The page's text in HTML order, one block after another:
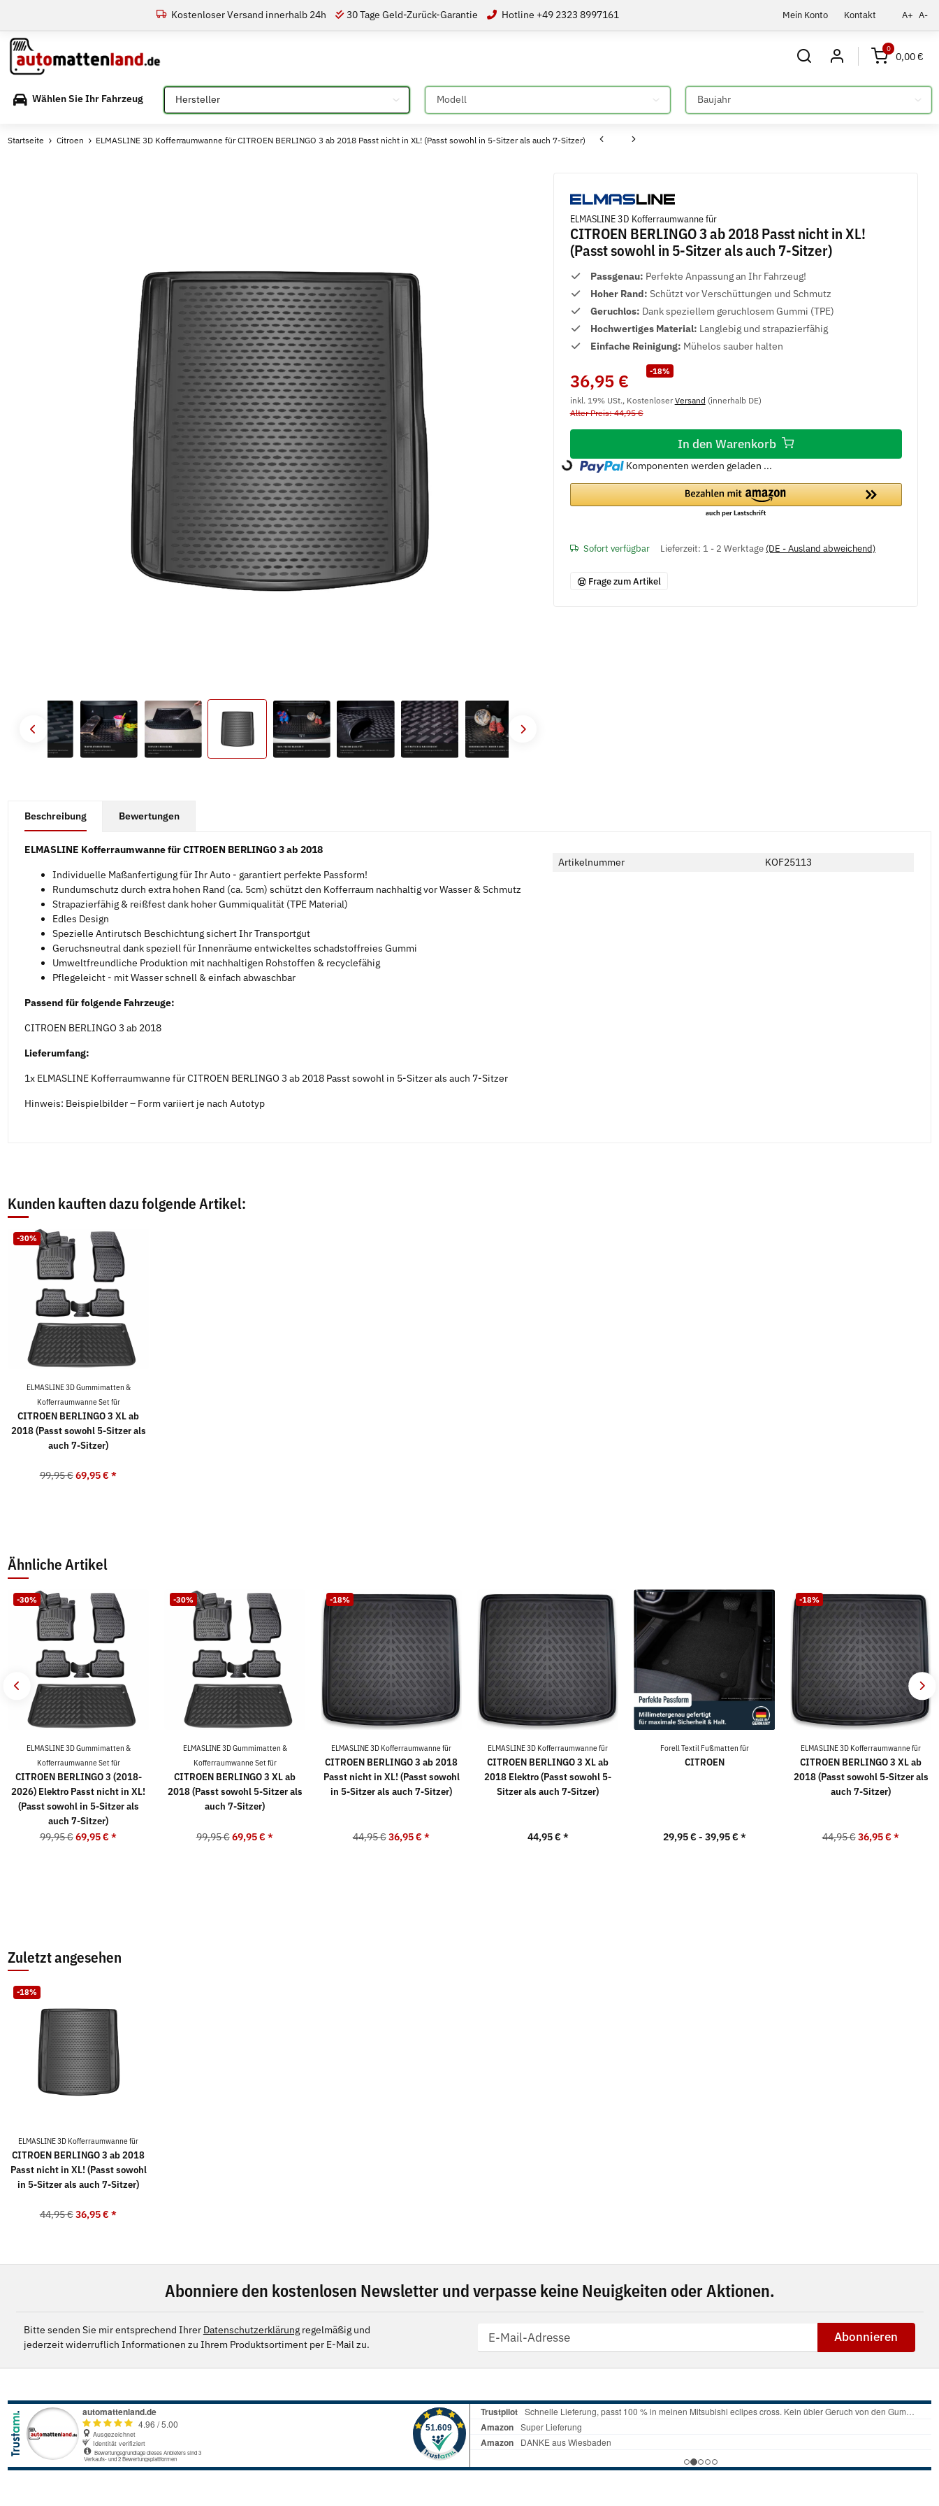
Mein Konto Kontakt A+ A-
Kostenloser Versand innerhalb 24h 30 Tage Geld-Zurück-Garantie Hotline +49 2323 8997161
0
0,00 €
Wählen Sie Ihr Fahrzeug Bitte auswählen Bitte auswählen Bitte auswählen
Startseite Citroen ELMASLINE 3D Kofferraumwanne für CITROEN BERLINGO 3 ab 2018 Passt nicht in XL! (Passt sowohl in 5-Sitzer als auch 7-Sitzer)
ELMASLINE 3D Kofferraumwanne für
CITROEN BERLINGO 3 ab 2018 Passt nicht in XL!
(Passt sowohl in 5-Sitzer als auch 7-Sitzer)
Passgenau: Perfekte Anpassung an Ihr Fahrzeug!
Hoher Rand: Schützt vor Verschüttungen und Schmutz
Geruchlos: Dank speziellem geruchlosem Gummi (TPE)
Hochwertiges Material: Langlebig und strapazierfähig
Einfache Reinigung: Mühelos sauber halten
-18%
36,95 €
inkl. 19% USt., KostenloserVersand (innerhalb DE)
Alter Preis: 44,95 €
In den Warenkorb
Loading... Komponenten werden geladen ...
Sofort verfügbar Lieferzeit: 1 - 2 Werktage (DE - Ausland abweichend)
Frage zum Artikel
Beschreibung Bewertungen
ELMASLINE Kofferraumwanne für CITROEN BERLINGO 3 ab 2018
Individuelle Maßanfertigung für Ihr Auto - garantiert perfekte Passform!
Rundumschutz durch extra hohen Rand (ca. 5cm) schützt den Kofferraum nachhaltig vor Wasser & Schmutz
Strapazierfähig & reißfest dank hoher Gummiqualität (TPE Material)
Edles Design
Spezielle Antirutsch Beschichtung sichert Ihr Transportgut
Geruchsneutral dank speziell für Innenräume entwickeltes schadstoffreies Gummi
Umweltfreundliche Produktion mit nachhaltigen Rohstoffen & recyclefähig
Pflegeleicht - mit Wasser schnell & einfach abwaschbar
Passend für folgende Fahrzeuge:
CITROEN BERLINGO 3 ab 2018
Lieferumfang:
1x ELMASLINE Kofferraumwanne für CITROEN BERLINGO 3 ab 2018 Passt sowohl in 5-Sitzer als auch 7-Sitzer
Hinweis: Beispielbilder – Form variiert je nach Autotyp
Artikelnummer KOF25113
Kunden kauften dazu folgende Artikel:
-30%
ELMASLINE 3D Gummimatten &
Kofferraumwanne Set für
CITROEN BERLINGO 3 XL ab
2018 (Passt sowohl 5-Sitzer als
auch 7-Sitzer)
99,95 € 69,95 €*
Ähnliche Artikel
-30%
ELMASLINE 3D Gummimatten &
Kofferraumwanne Set für
CITROEN BERLINGO 3 (2018-
2026) Elektro Passt nicht in XL!
(Passt sowohl in 5-Sitzer als
auch 7-Sitzer)
99,95 € 69,95 €*
-30%
ELMASLINE 3D Gummimatten &
Kofferraumwanne Set für
CITROEN BERLINGO 3 XL ab
2018 (Passt sowohl 5-Sitzer als
auch 7-Sitzer)
99,95 € 69,95 €*
-18%
ELMASLINE 3D Kofferraumwanne für
CITROEN BERLINGO 3 ab 2018
Passt nicht in XL! (Passt sowohl
in 5-Sitzer als auch 7-Sitzer)
44,95 € 36,95 €*
ELMASLINE 3D Kofferraumwanne für
CITROEN BERLINGO 3 XL ab
2018 Elektro (Passt sowohl 5-
Sitzer als auch 7-Sitzer)
44,95 € *
Forell Textil Fußmatten für
CITROEN
29,95 € - 39,95 € *
-18%
ELMASLINE 3D Kofferraumwanne für
CITROEN BERLINGO 3 XL ab
2018 (Passt sowohl 5-Sitzer als
auch 7-Sitzer)
44,95 € 36,95 €*
Zuletzt angesehen
-18%
ELMASLINE 3D Kofferraumwanne für
CITROEN BERLINGO 3 ab 2018
Passt nicht in XL! (Passt sowohl
in 5-Sitzer als auch 7-Sitzer)
44,95 € 36,95 €*
Abonniere den kostenlosen Newsletter und verpasse keine Neuigkeiten oder Aktionen.
Bitte senden Sie mir entsprechend Ihrer Datenschutzerklärungregelmäßig und
jederzeit widerruflich Informationen zu Ihrem Produktsortiment per E-Mail zu.
Abonnieren